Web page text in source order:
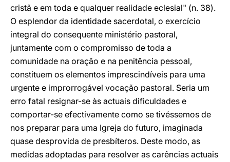
cristã e em toda e qualquer realidade eclesial" (n. 38).
O esplendor da identidade sacerdotal, o exercício
integral do consequente ministério pastoral,
juntamente com o compromisso de toda a
comunidade na oração e na penitência pessoal,
constituem os elementos imprescindíveis para uma
urgente e improrrogável vocação pastoral. Seria um
erro fatal resignar-se às actuais dificuldades e
comportar-se efectivamente como se tivéssemos de
nos preparar para uma Igreja do futuro, imaginada
quase desprovida de presbíteros. Deste modo, as
medidas adoptadas para resolver as carências actuais